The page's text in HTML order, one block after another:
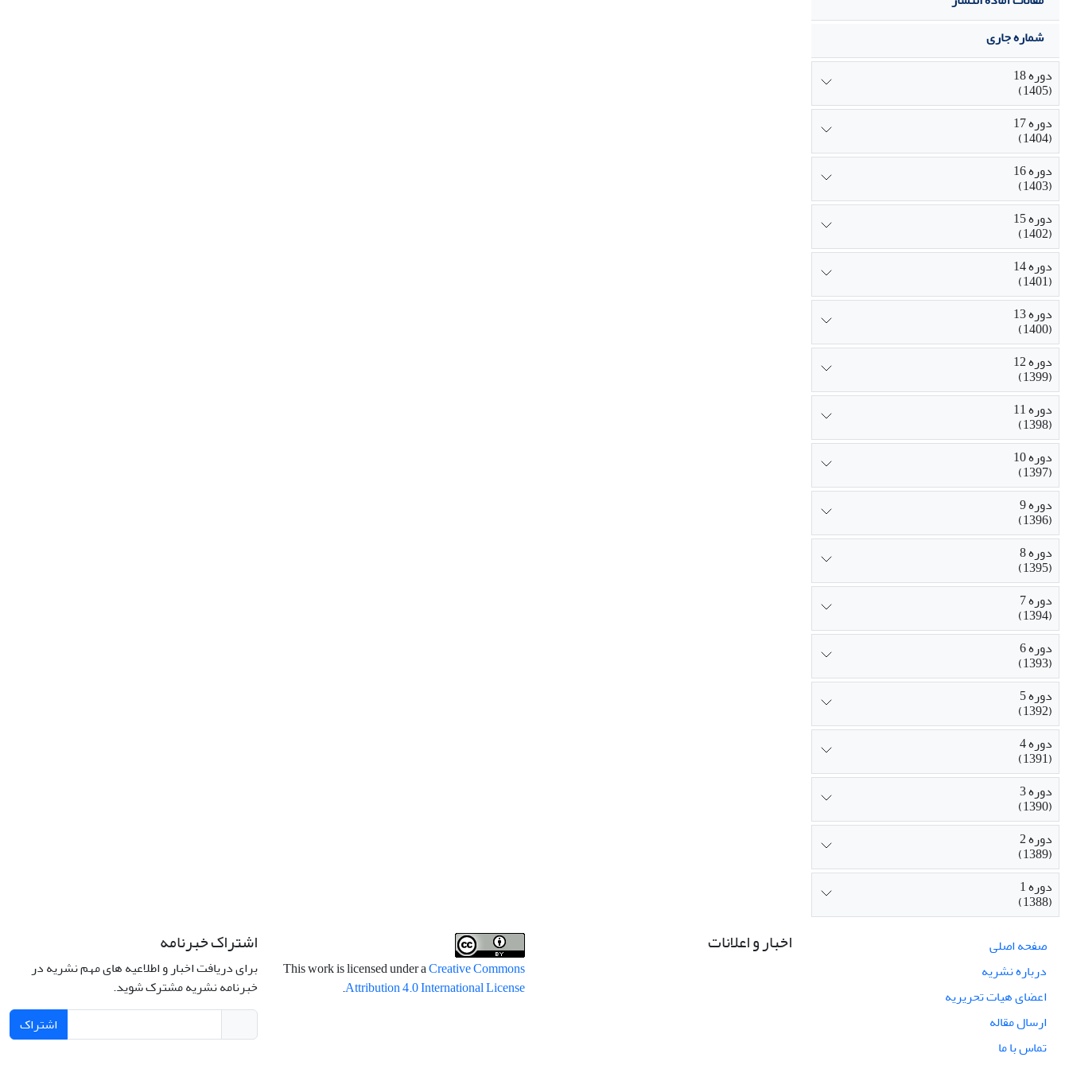
شماره جاری
دوره 18
(1405)
دوره 17
(1404)
دوره 16
(1403)
دوره 15
(1402)
دوره 14
(1401)
دوره 13
(1400)
دوره 12
(1399)
دوره 11
(1398)
دوره 10
(1397)
دوره 9
(1396)
دوره 8
(1395)
دوره 7
(1394)
دوره 6
(1393)
دوره 5
(1392)
دوره 4
(1391)
دوره 3
(1390)
دوره 2
(1389)
دوره 1
(1388)
صفحه اصلی
درباره نشریه
اعضای هیات تحریریه
ارسال مقاله
تماس با ما
اخبار و اعلانات
This work is licensed under aCreative Commons
Attribution 4.0 International License
.
اشتراک خبرنامه
برای دریافت اخبار و اطلاعیه های مهم نشریه در
خبرنامه نشریه مشترک شوید.
اشتراک